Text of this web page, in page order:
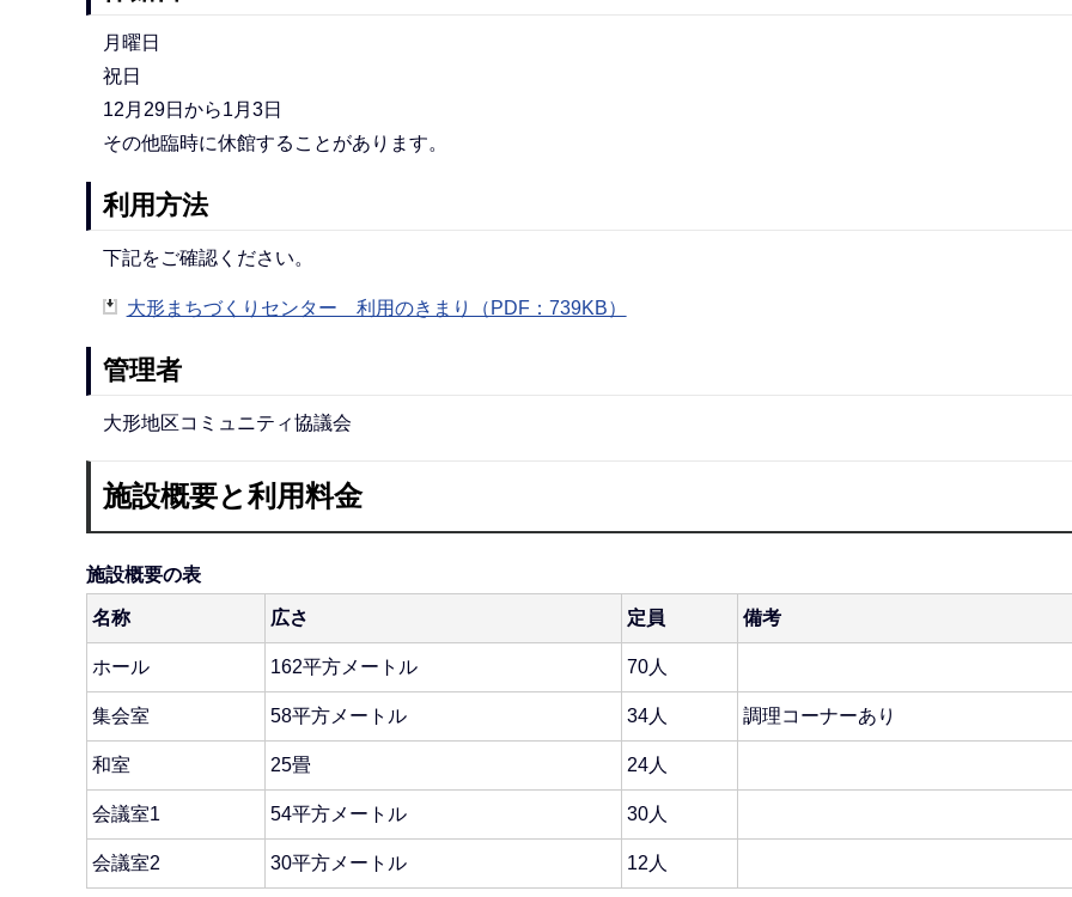
月曜日
祝日
12月29日から1月3日
その他臨時に休館することがあります。
利用方法
下記をご確認ください。
大形まちづくりセンター 利用のきまり（PDF：739KB）
管理者
大形地区コミュニティ協議会
施設概要と利用料金
施設概要の表
名称 広さ 定員 備考
ホール 162平方メートル 70人
集会室 58平方メートル 34人 調理コーナーあり
和室 25畳 24人
会議室1 54平方メートル 30人
会議室2 30平方メートル 12人